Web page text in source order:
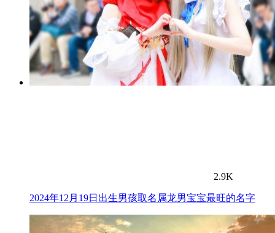
2.9K
2024年12月19日出生男孩取名属龙男宝宝最旺的名字